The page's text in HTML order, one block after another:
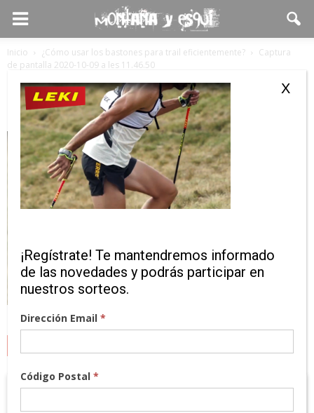
Inicio ¿Cómo usar los bastones para trail eficientemente?
Captura
de pantalla 2020-10-09 a les 11.46.50
Captura de pantalla 2020-10-09 a les
11.46.50
¡Regístrate! Te mantendremos informado
de las novedades y podrás participar en
nuestros sorteos.
Dirección Email*
Código Postal*
X